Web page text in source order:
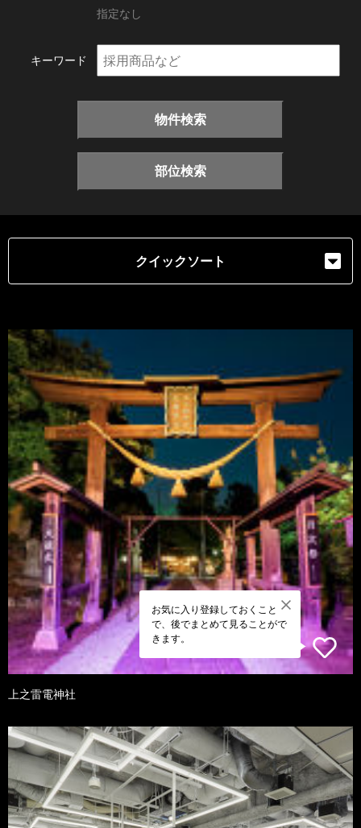
指定なし
キーワード
物件検索
部位検索
クイックソート
お気に入り登録しておくこと
で、後でまとめて見ることがで
きます。
上之雷電神社